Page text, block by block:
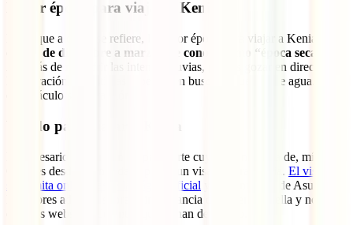
Mejor época para viajar a Kenia
En lo que a clima se refiere, la mejor época para viajar a Kenia es la
de diciembre a marzo y se conoce como “época seca”
Además de no sufrir las intensas lluvias, podrás gozar en directo de
la migración de distintas especies en busca de fuentes de agua. Un
espectáculo sin parangón.
Visado para viajar a Kenia
Es necesario contar con un pasaporte cuya vigencia sea de, mínimo,
6 meses desde tu entrada al país y un visado para Kenia. El visado
se tramita online desde la página oficial y el Ministerio de Asuntos
Exteriores advierte sobre la importancia de hacerlo en ella y no caer
en otras webs fraudulentas que se han detectado.